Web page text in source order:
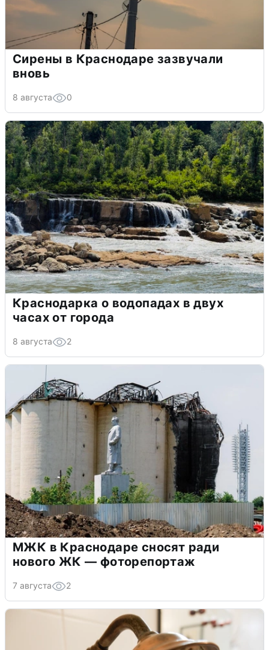
Сирены в Краснодаре зазвучали
вновь
8 августа 0
Краснодарка о водопадах в двух
часах от города
8 августа 2
МЖК в Краснодаре сносят ради
нового ЖК — фоторепортаж
7 августа 2